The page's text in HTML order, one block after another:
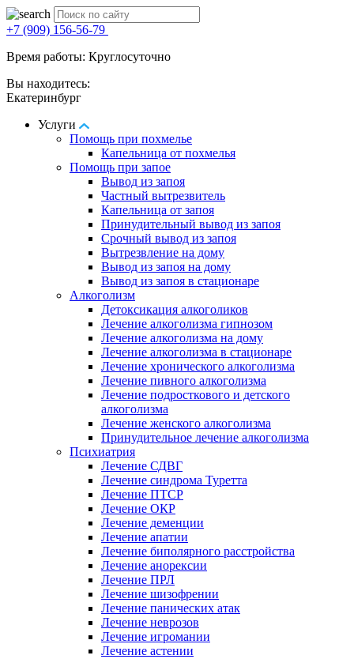
+7 (909) 156-56-79
Время работы: Круглосуточно
Вы находитесь:
Екатеринбург
Услуги
Помощь при похмелье
Капельница от похмелья
Помощь при запое
Вывод из запоя
Частный вытрезвитель
Капельница от запоя
Принудительный вывод из запоя
Срочный вывод из запоя
Вытрезвление на дому
Вывод из запоя на дому
Вывод из запоя в стационаре
Алкоголизм
Детоксикация алкоголиков
Лечение алкоголизма гипнозом
Лечение алкоголизма на дому
Лечение алкоголизма в стационаре
Лечение хронического алкоголизма
Лечение пивного алкоголизма
Лечение подросткового и детского
алкоголизма
Лечение женского алкоголизма
Принудительное лечение алкоголизма
Психиатрия
Лечение СДВГ
Лечение синдрома Туретта
Лечение ПТСР
Лечение ОКР
Лечение деменции
Лечение апатии
Лечение биполярного расстройства
Лечение анорексии
Лечение ПРЛ
Лечение шизофрении
Лечение панических атак
Лечение неврозов
Лечение игромании
Лечение астении